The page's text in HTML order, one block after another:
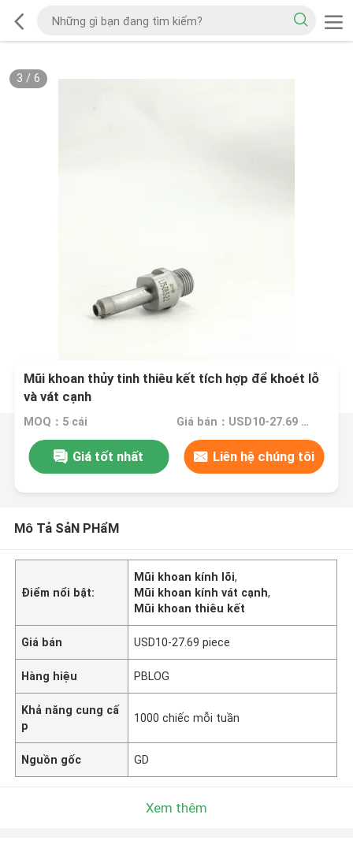
3 / 6
Mũi khoan thủy tinh thiêu kết tích hợp để khoét lỗ
và vát cạnh
MOQ：5 cái Giá bán：USD10-27.69 piece
Giá tốt nhất Liên hệ chúng tôi
Mô Tả SảN PHẩM
Điểm nổi bật:
Mũi khoan kính lõi,
Mũi khoan kính vát cạnh,
Mũi khoan thiêu kết
Giá bán USD10-27.69 piece
Hàng hiệu PBLOG
Khả năng cung cấ
p
1000 chiếc mỗi tuần
Nguồn gốc GD
Xem thêm